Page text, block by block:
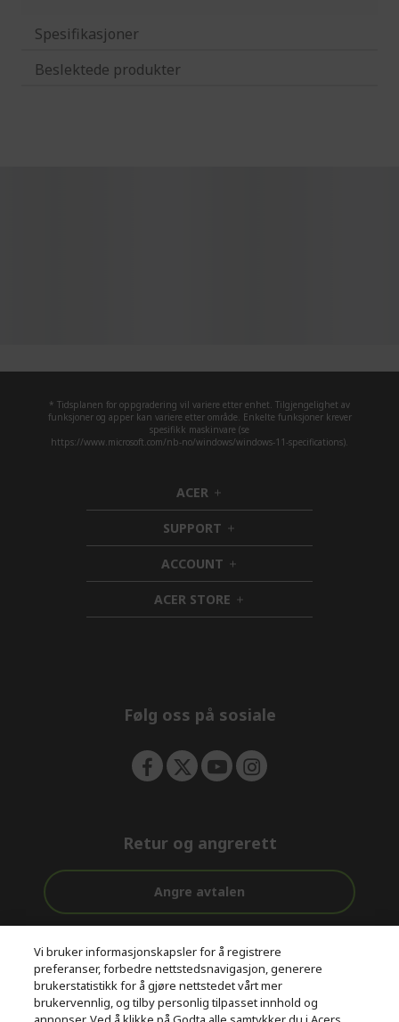
Spesifikasjoner
Beslektede produkter
* Tidsplanen for oppgradering vil variere etter enhet. Tilgjengelighet av
funksjoner og apper kan variere etter område. Enkelte funksjoner krever
spesifikk maskinvare (se
https://www.microsoft.com/nb-no/windows/windows-11-specifications).
ACER h
i
d
d
e
n
SUPPORT h
i
d
e
n
ACCOUNT h
i
d
d
ACER STORE h
i
Følg oss på sosiale
Retur og angrerett
Angre avtalen
Gratis
levering
før og etter
kjøp
betaling
© 2026 Acer Inc.
Vi bruker informasjonskapsler for å registrere
preferanser, forbedre nettstedsnavigasjon, generere
brukerstatistikk for å gjøre nettstedet vårt mer
brukervennlig, og tilby personlig tilpasset innhold og